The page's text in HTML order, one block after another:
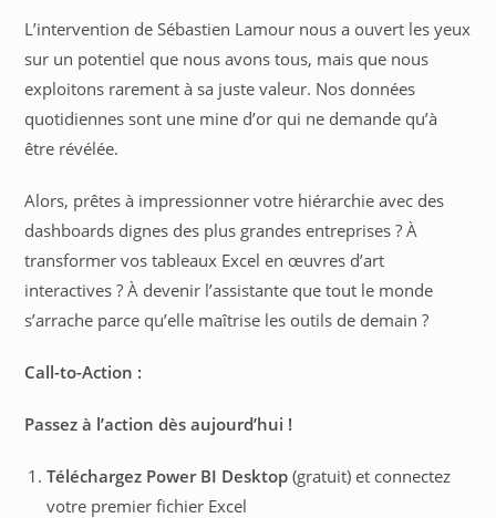
L’intervention de Sébastien Lamour nous a ouvert les yeux
sur un potentiel que nous avons tous, mais que nous
exploitons rarement à sa juste valeur. Nos données
quotidiennes sont une mine d’or qui ne demande qu’à
être révélée.
Alors, prêtes à impressionner votre hiérarchie avec des
dashboards dignes des plus grandes entreprises ? À
transformer vos tableaux Excel en œuvres d’art
interactives ? À devenir l’assistante que tout le monde
s’arrache parce qu’elle maîtrise les outils de demain ?
Call-to-Action :
Passez à l’action dès aujourd’hui !
Téléchargez Power BI Desktop (gratuit) et connectez
votre premier fichier Excel